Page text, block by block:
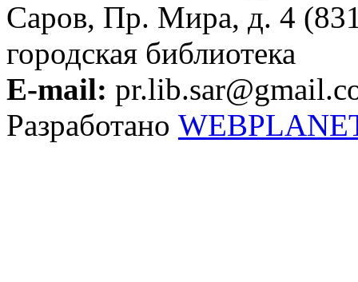
Саров, Пр. Мира, д. 4
городская библиотека
E-mail:
Разработано